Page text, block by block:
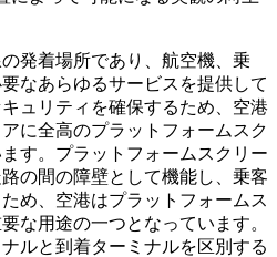
発着場所であり、航空機、乗
なあらゆるサービスを提供して
ュリティを確保するため、空港
に全高のプラットフォームスク
す。プラットフォームスクリー
の間の障壁として機能し、乗客
め、空港はプラットフォームス
な用途の一つとなっています。
ルと到着ターミナルを区別する